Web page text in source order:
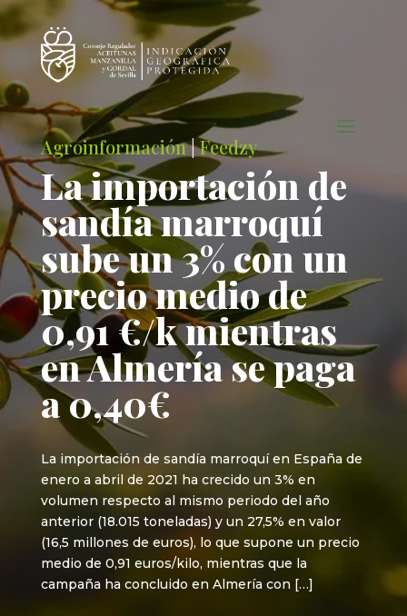
Agroinformación|Feedzy
La importación de
sandía marroquí
sube un 3% con un
precio medio de
0,91 €/k mientras
en Almería se paga
a 0,40€
La importación de sandía marroquí en España de
enero a abril de 2021 ha crecido un 3% en
volumen respecto al mismo periodo del año
anterior (18.015 toneladas) y un 27,5% en valor
(16,5 millones de euros), lo que supone un precio
medio de 0,91 euros/kilo, mientras que la
campaña ha concluido en Almería con […]